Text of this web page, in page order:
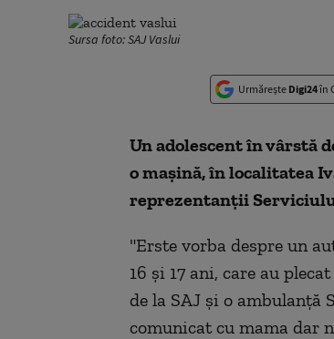
Sursa foto: SAJ Vaslui
Urmărește Digi24în
Un adolescent în vârstă
o maşină, în localitatea
reprezentanţii
"Erste vorba despre un
16 şi 17 ani, care au
de la SAJ şi o ambulanţă
comunicat cu mama dar